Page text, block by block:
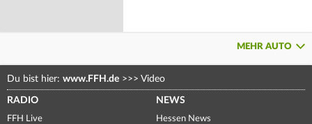
MEHR AUTO
Du bist hier: www.FFH.de >>> Video
RADIO
FFH Live
NEWS
Hessen News